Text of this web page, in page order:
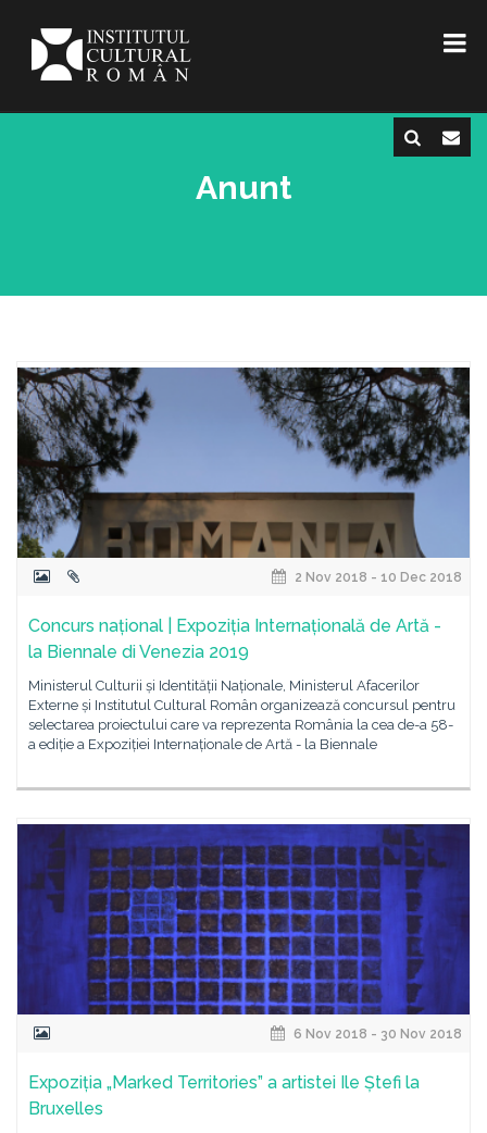
Anunt
2 Nov 2018 - 10 Dec 2018
Concurs național | Expoziția Internațională de Artă -
la Biennale di Venezia 2019
Ministerul Culturii și Identității Naționale, Ministerul Afacerilor
Externe și Institutul Cultural Român organizează concursul pentru
selectarea proiectului care va reprezenta România la cea de-a 58-
a ediție a Expoziției Internaționale de Artă - la Biennale
6 Nov 2018 - 30 Nov 2018
Expoziția „Marked Territories” a artistei Ile Ștefi la
Bruxelles